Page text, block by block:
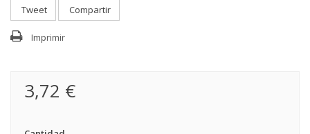
Tweet Compartir
Imprimir
3,72 €